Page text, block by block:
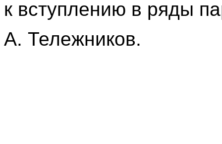
к вступлению в ряды
А. Тележников.